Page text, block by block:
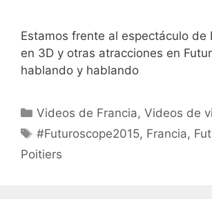
Estamos frente al espectáculo de
en 3D y otras atracciones en
hablando y hablando
Categorías
Videos de Francia,Videos de
Etiquetas
#Futuroscope2015, Francia,
Poitiers